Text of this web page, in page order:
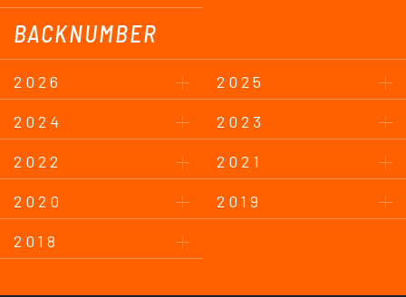
BACKNUMBER
2026
2025
2024
2023
2022
2021
2020
2019
2018